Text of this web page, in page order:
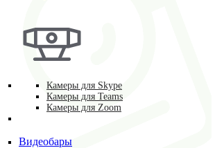
Камеры для Skype
Камеры для Teams
Камеры для Zoom
Видеобары